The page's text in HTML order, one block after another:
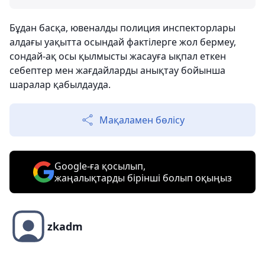
Бұдан басқа, ювеналды полиция инспекторлары
алдағы уақытта осындай фактілерге жол бермеу,
сондай-ақ осы қылмысты жасауға ықпал еткен
себептер мен жағдайларды анықтау бойынша
шаралар қабылдауда.
Мақаламен бөлісу
Google-ға қосылып,
жаңалықтарды бірінші болып оқыңыз
zkadm